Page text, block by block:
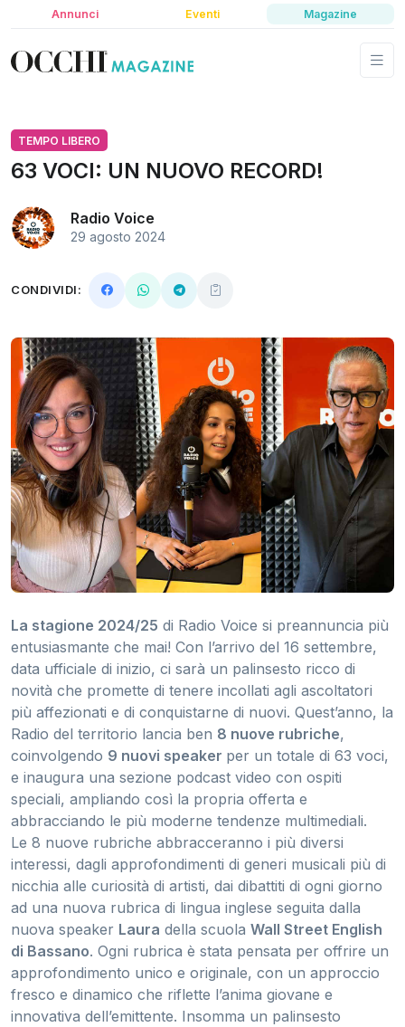
Annunci Eventi Magazine
TEMPO LIBERO
63 VOCI: UN NUOVO RECORD!
Radio Voice
29 agosto 2024
CONDIVIDI:
La stagione 2024/25 di Radio Voice si preannuncia più
entusiasmante che mai! Con l’arrivo del 16 settembre,
data ufficiale di inizio, ci sarà un palinsesto ricco di
novità che promette di tenere incollati agli ascoltatori
più affezionati e di conquistarne di nuovi. Quest’anno, la
Radio del territorio lancia ben 8 nuove rubriche,
coinvolgendo 9 nuovi speaker per un totale di 63 voci,
e inaugura una sezione podcast video con ospiti
speciali, ampliando così la propria offerta e
abbracciando le più moderne tendenze multimediali.
Le 8 nuove rubriche abbracceranno i più diversi
interessi, dagli approfondimenti di generi musicali più di
nicchia alle curiosità di artisti, dai dibattiti di ogni giorno
ad una nuova rubrica di lingua inglese seguita dalla
nuova speaker Laura della scuola Wall Street English
di Bassano. Ogni rubrica è stata pensata per offrire un
approfondimento unico e originale, con un approccio
fresco e dinamico che riflette l’anima giovane e
innovativa dell’emittente. Insomma un palinsesto